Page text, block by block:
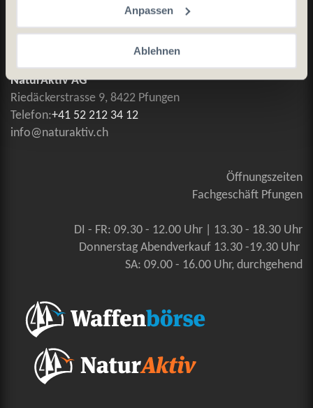
Anpassen
Ablehnen
Kontaktieren Sie uns
NaturAktiv AG
Riedäckerstrasse 9, 8422 Pfungen
Telefon:+41 52 212 34 12
info@naturaktiv.ch
Öffnungszeiten
Fachgeschäft Pfungen
DI - FR: 09.30 - 12.00 Uhr | 13.30 - 18.30 Uhr
Donnerstag Abendverkauf 13.30 -19.30 Uhr
SA: 09.00 - 16.00 Uhr, durchgehend